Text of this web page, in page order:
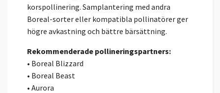
korspollinering. Samplantering med andra
Boreal-sorter eller kompatibla pollinatörer ger
högre avkastning och bättre bärsättning.
Rekommenderade pollineringspartners:
• Boreal Blizzard
• Boreal Beast
• Aurora